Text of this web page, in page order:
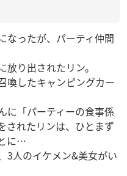
なったが、パーティ仲間
り出されたリン。
喚したキャンピングカー
に「パーティーの食事係
されたリンは、ひとまず
に…
3人のイケメン&美女がい